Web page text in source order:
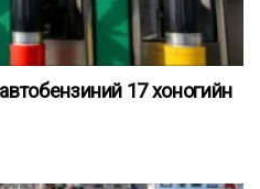
17 хоногийн